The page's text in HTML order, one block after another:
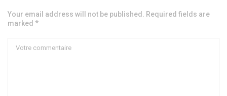
Your email address will not be published. Required fields are
marked *